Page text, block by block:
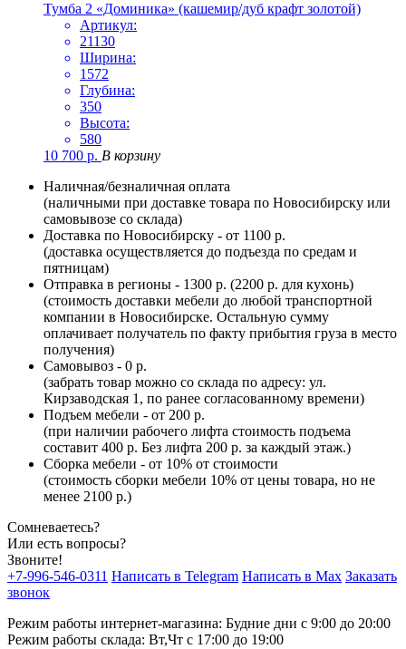
Тумба 2 «Доминика» (кашемир/дуб крафт золотой)
Артикул:
21130
Ширина:
1572
Глубина:
350
Высота:
580
10 700 р. В корзину
Наличная/безналичная оплата
(наличными при доставке товара по Новосибирску или
самовывозе со склада)
Доставка по Новосибирску - от 1100 р.
(доставка осуществляется до подъезда по средам и
пятницам)
Отправка в регионы - 1300 р. (2200 р. для кухонь)
(стоимость доставки мебели до любой транспортной
компании в Новосибирске. Остальную сумму
оплачивает получатель по факту прибытия груза в место
получения)
Самовывоз - 0 р.
(забрать товар можно со склада по адресу: ул.
Кирзаводская 1, по ранее согласованному времени)
Подъем мебели - от 200 р.
(при наличии рабочего лифта стоимость подъема
составит 400 р. Без лифта 200 р. за каждый этаж.)
Сборка мебели - от 10% от стоимости
(стоимость сборки мебели 10% от цены товара, но не
менее 2100 р.)
Сомневаетесь?
Или есть вопросы?
Звоните!
+7-996-546-0311 Написать в Telegram Написать в Max Заказать
звонок
Режим работы интернет-магазина: Будние дни с 9:00 до 20:00
Режим работы склада: Вт,Чт с 17:00 до 19:00